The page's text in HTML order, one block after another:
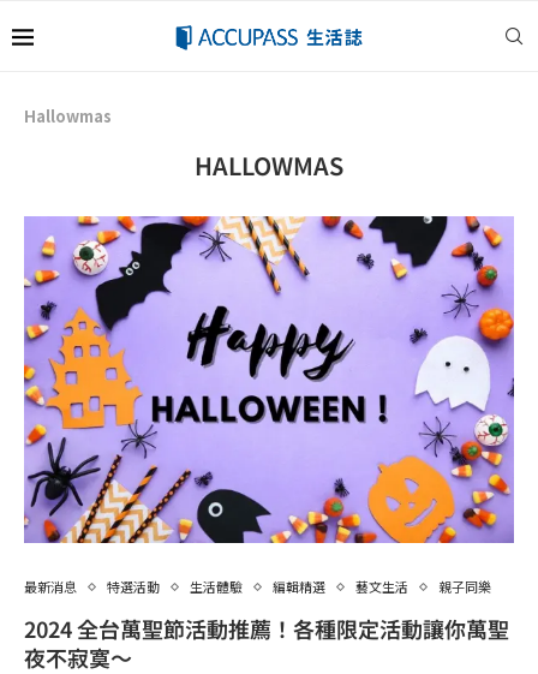
Hallowmas
HALLOWMAS
最新消息 特選活動 生活體驗 編輯精選 藝文生活 親子同樂
2024 全台萬聖節活動推薦！各種限定活動讓你萬聖
夜不寂寞～